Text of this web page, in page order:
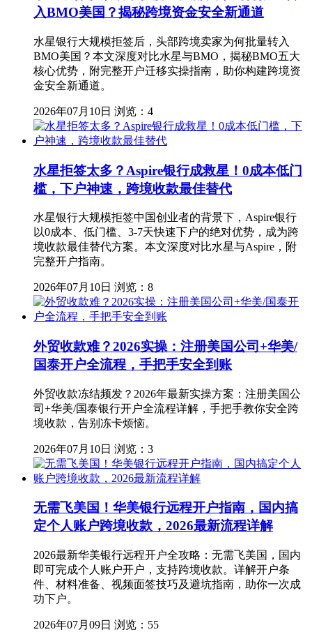
入BMO美国？揭秘跨境资金安全新通道
水星银行大规模拒签后，头部跨境卖家为何批量转入
BMO美国？本文深度对比水星与BMO，揭秘BMO五大
核心优势，附完整开户迁移实操指南，助你构建跨境资
金安全新通道。
2026年07月10日 浏览：4
水星拒签太多？Aspire银行成救星！0成本低门
槛，下户神速，跨境收款最佳替代
水星银行大规模拒签中国创业者的背景下，Aspire银行
以0成本、低门槛、3-7天快速下户的绝对优势，成为跨
境收款最佳替代方案。本文深度对比水星与Aspire，附
完整开户指南。
2026年07月10日 浏览：8
外贸收款难？2026实操：注册美国公司+华美/
国泰开户全流程，手把手安全到账
外贸收款冻结频发？2026年最新实操方案：注册美国公
司+华美/国泰银行开户全流程详解，手把手教你安全跨
境收款，告别冻卡烦恼。
2026年07月10日 浏览：3
无需飞美国！华美银行远程开户指南，国内搞
定个人账户跨境收款，2026最新流程详解
2026最新华美银行远程开户全攻略：无需飞美国，国内
即可完成个人账户开户，支持跨境收款。详解开户条
件、材料准备、视频面签技巧及避坑指南，助你一次成
功下户。
2026年07月09日 浏览：55